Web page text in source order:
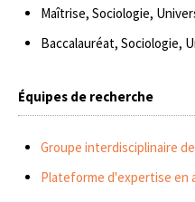
Maîtrise, Sociologie,
Baccalauréat, Sociologie,
Équipes de recherche
Groupe interdisciplinaire
Plateforme d'expertise en